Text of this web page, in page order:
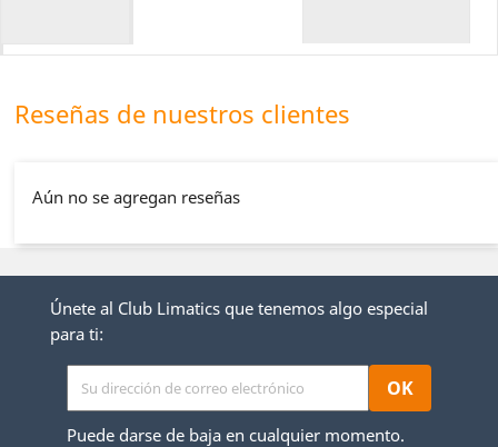
Reseñas de nuestros clientes
Aún no se agregan reseñas
Únete al Club Limatics que tenemos algo especial
para ti:
Puede darse de baja en cualquier momento.